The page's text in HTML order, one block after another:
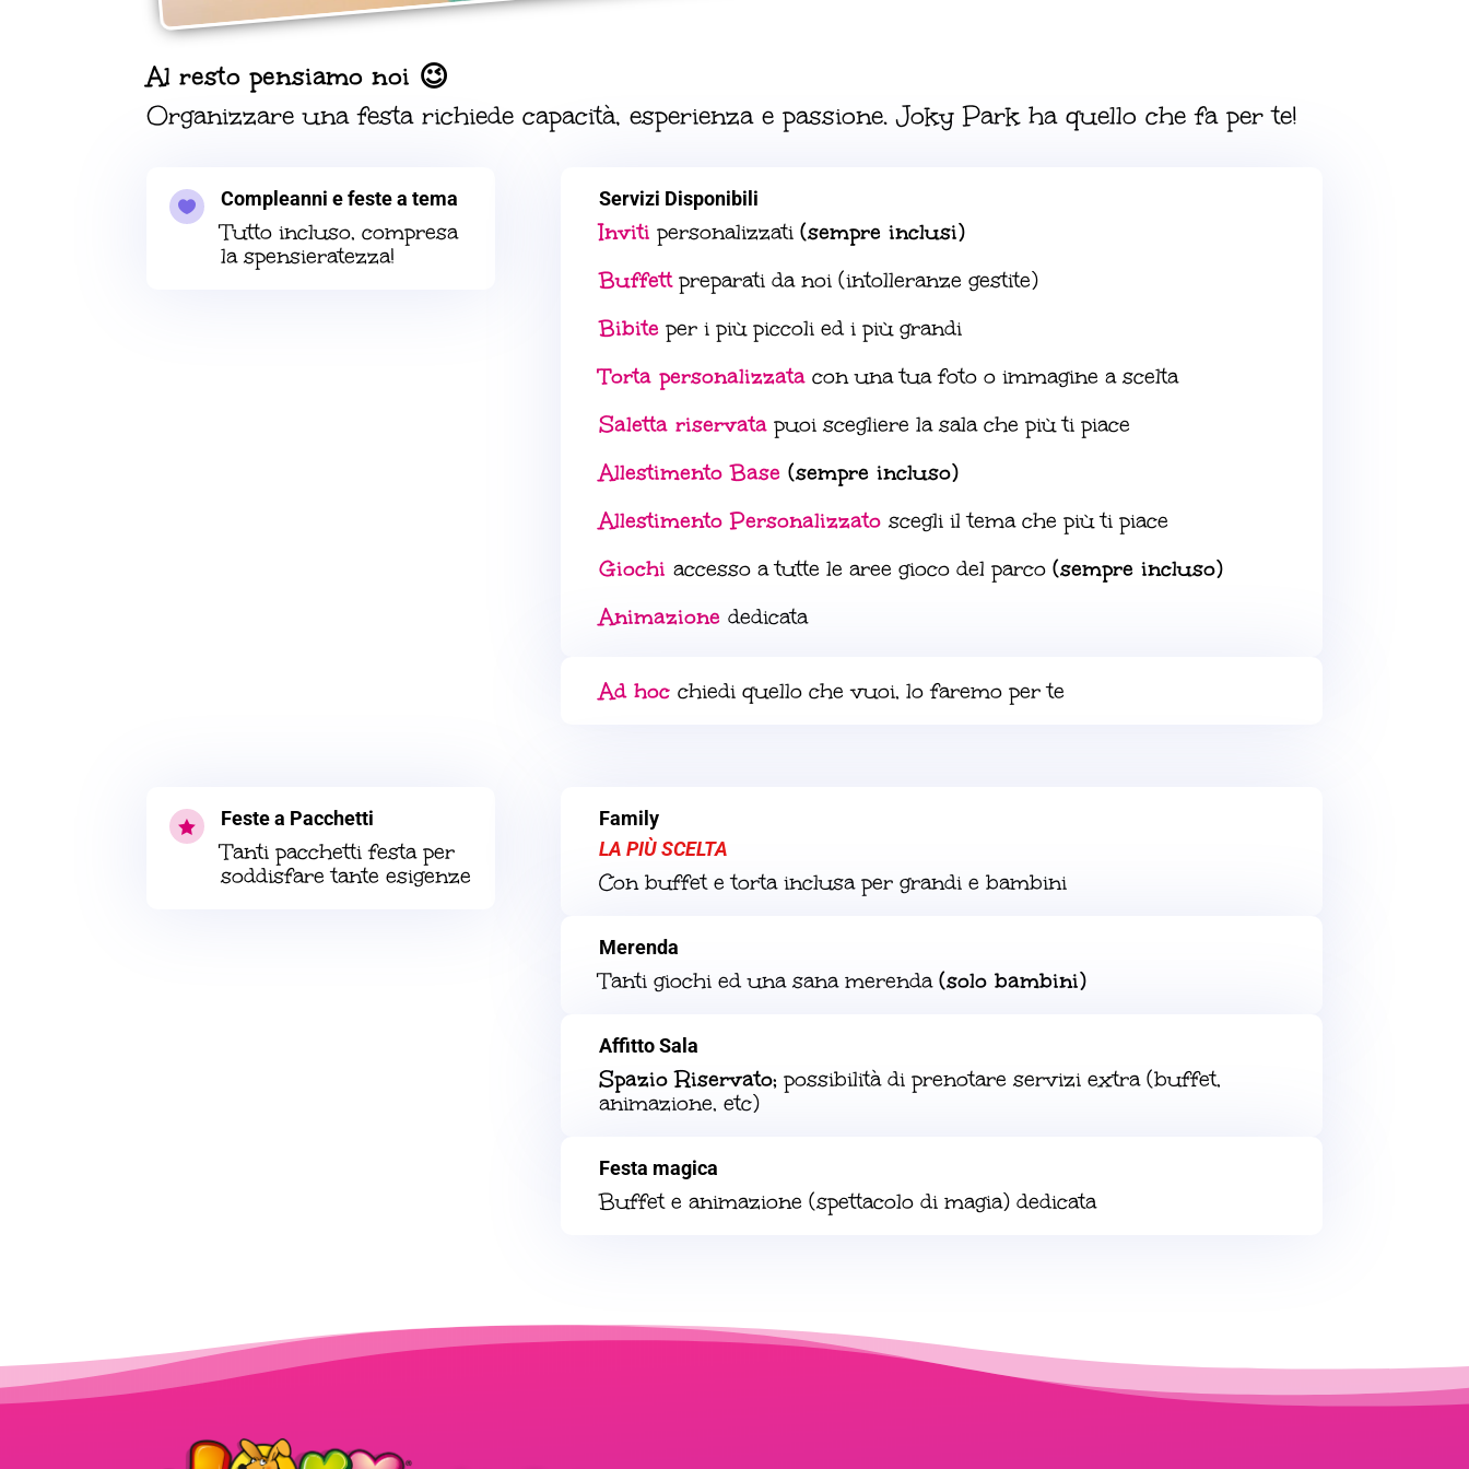
Al resto pensiamo noi 😉
Organizzare una festa richiede capacità, esperienza e passione. Joky Park ha quello che fa per te!
 Compleanni e feste a tema
Tutto incluso, compresa
la spensieratezza!
Servizi Disponibili
Inviti personalizzati (sempre inclusi)
Buffettpreparati da noi (intolleranze gestite)
Bibite per i più piccoli ed i più grandi
Torta personalizzata con una tua foto o immagine a scelta
Saletta riservatapuoi scegliere la sala che più ti piace
Allestimento Base (sempre incluso)
Allestimento Personalizzato scegli il tema che più ti piace
Giochi accesso a tutte le aree gioco del parco (sempre incluso)
Animazione dedicata
Ad hoc chiedi quello che vuoi, lo faremo per te
 Feste a Pacchetti
Tanti pacchetti festa per
soddisfare tante esigenze
Family
LA PIÙ SCELTA
Con buffet e torta inclusa per grandi e bambini
Merenda
Tanti giochi ed una sana merenda(solo bambini)
Affitto Sala
Spazio Riservato;possibilità di prenotare servizi extra (buffet,
animazione, etc)
Festa magica
Buffet e animazione (spettacolo di magia) dedicata